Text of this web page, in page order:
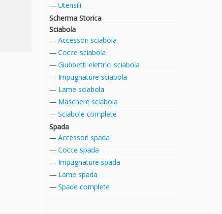
Utensili
Scherma Storica
Sciabola
Accessori sciabola
Cocce sciabola
Giubbetti elettrici sciabola
Impugnature sciabola
Lame sciabola
Maschere sciabola
Sciabole complete
Spada
Accessori spada
Cocce spada
Impugnature spada
Lame spada
Spade complete